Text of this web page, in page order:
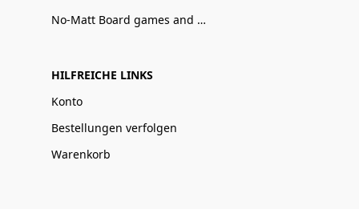
No-Matt Board games and Art
HILFREICHE LINKS
Konto
Bestellungen verfolgen
Warenkorb